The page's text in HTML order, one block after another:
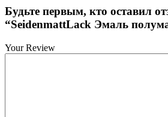
Будьте первым, кто оставил
“SeidenmattLack Эмаль
Your Review